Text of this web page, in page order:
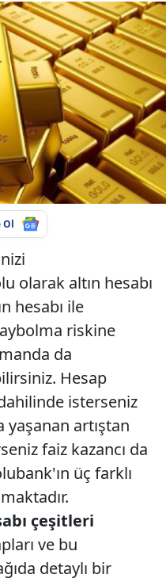
Ol
olarak altın hesabı
hesabı ile
riskine
da
Hesap
dahilinde isterseniz
yaşanan artıştan
faiz kazancı da
üç farklı
çeşitleri
ve bu
detaylı bir